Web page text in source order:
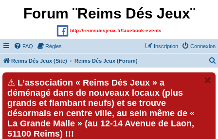
Forum ¨Reims Dés Jeux¨
http://reimsdesjeux.fr/facebook-events
FAQ Règles Connexion
Inscription
Reims Dés Jeux (Site) Reims Dés Jeux (Forum)
⚠ L’association « Reims Dés Jeux » a
déménagé dans de nouveaux locaux (plus
grands et flambant neufs) et se trouve
désormais en centre ville, au sein même de «
La Grande Malle » (au 12-14 Avenue de Laon,
51100 Reims) !!!